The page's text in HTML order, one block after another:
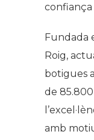
confiança
Fundada
Roig,
botigues
de
amb